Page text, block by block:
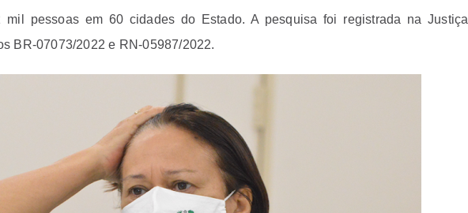
mil pessoas em 60 cidades do Estado. A pesquisa foi registrada na Justiça
BR-07073/2022 e RN-05987/2022.